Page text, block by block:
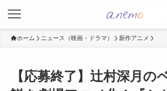
ホーム ニュース（映画・ドラマ） 新作アニメ
【応募終了】辻村深月の